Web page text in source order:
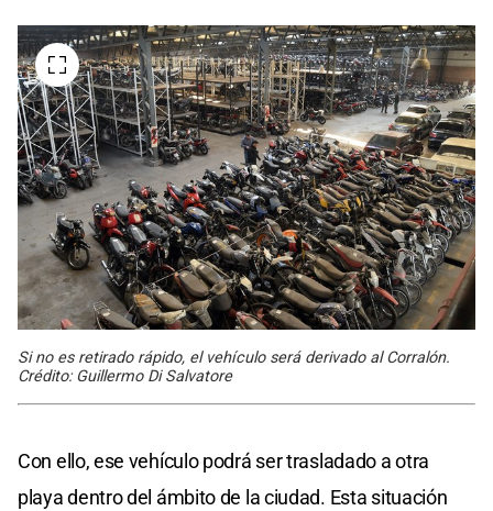
Si no es retirado rápido, el vehículo será derivado al Corralón.
Crédito: Guillermo Di Salvatore
Con ello, ese vehículo podrá ser trasladado a otra
playa dentro del ámbito de la ciudad. Esta situación